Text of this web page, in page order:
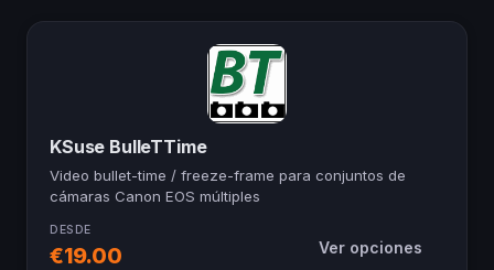
KSuse BulleTTime
Video bullet-time / freeze-frame para conjuntos de
cámaras Canon EOS múltiples
DESDE
€19.00 Ver opciones